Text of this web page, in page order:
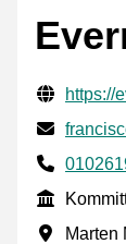
Verifierade
Website
https://
E-post
Phone
Marten